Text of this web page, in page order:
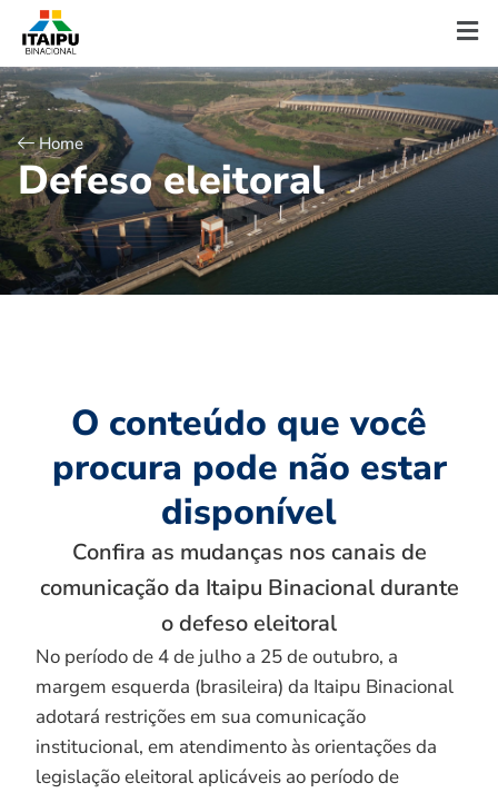
Home
Defeso eleitoral
O conteúdo que você
procura pode não estar
disponível
Confira as mudanças nos canais de
comunicação da Itaipu Binacional durante
o defeso eleitoral
No período de 4 de julho a 25 de outubro, a
margem esquerda (brasileira) da Itaipu Binacional
adotará restrições em sua comunicação
institucional, em atendimento às orientações da
legislação eleitoral aplicáveis ao período de